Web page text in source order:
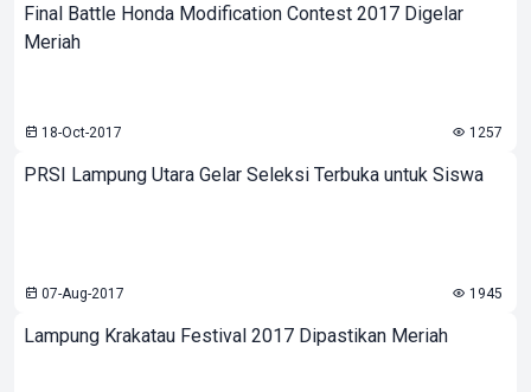
Final Battle Honda Modification Contest 2017 Digelar
Meriah
18-Oct-2017 1257
PRSI Lampung Utara Gelar Seleksi Terbuka untuk Siswa
07-Aug-2017 1945
Lampung Krakatau Festival 2017 Dipastikan Meriah